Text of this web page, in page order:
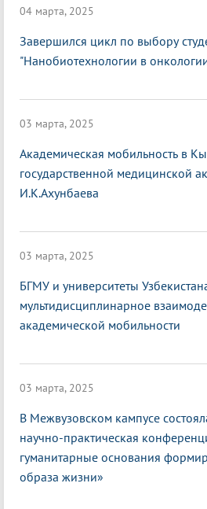
04 марта, 2025
Завершился цикл по выбору
"Нанобиотехнологии в
03 марта, 2025
Академическая мобильность в
государственной медицинской
И.К.Ахунбаева
03 марта, 2025
БГМУ и университеты
мультидисциплинарное
академической мобильности
03 марта, 2025
В Межвузовском кампусе
научно-практическая
гуманитарные основания
образа жизни»